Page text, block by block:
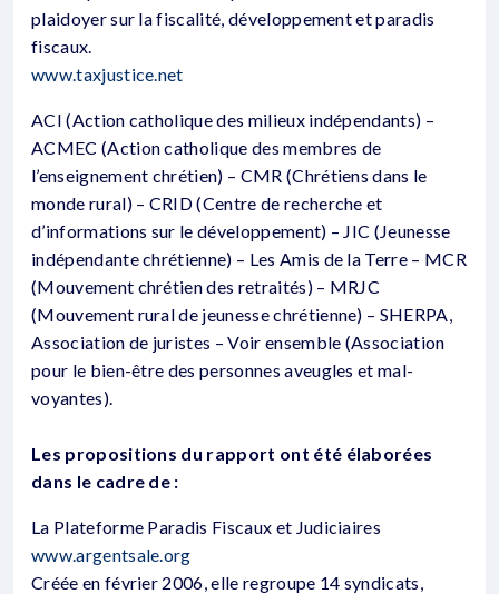
plaidoyer sur la fiscalité, développement et paradis
fiscaux.
www.taxjustice.net
ACI (Action catholique des milieux indépendants) –
ACMEC (Action catholique des membres de
l’enseignement chrétien) – CMR (Chrétiens dans le
monde rural) – CRID (Centre de recherche et
d’informations sur le développement) – JIC (Jeunesse
indépendante chrétienne) – Les Amis de la Terre – MCR
(Mouvement chrétien des retraités) – MRJC
(Mouvement rural de jeunesse chrétienne) – SHERPA,
Association de juristes – Voir ensemble (Association
pour le bien-être des personnes aveugles et mal-
voyantes).
Les propositions du rapport ont été élaborées
dans le cadre de :
La Plateforme Paradis Fiscaux et Judiciaires
www.argentsale.org
Créée en février 2006, elle regroupe 14 syndicats,